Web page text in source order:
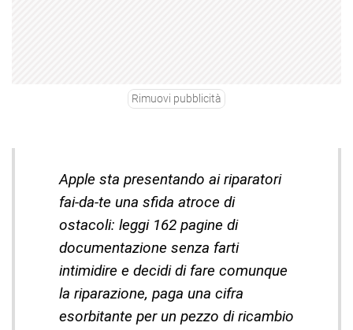
Rimuovi pubblicità
Apple sta presentando ai riparatori
fai-da-te una sfida atroce di
ostacoli: leggi 162 pagine di
documentazione senza farti
intimidire e decidi di fare comunque
la riparazione, paga una cifra
esorbitante per un pezzo di ricambio